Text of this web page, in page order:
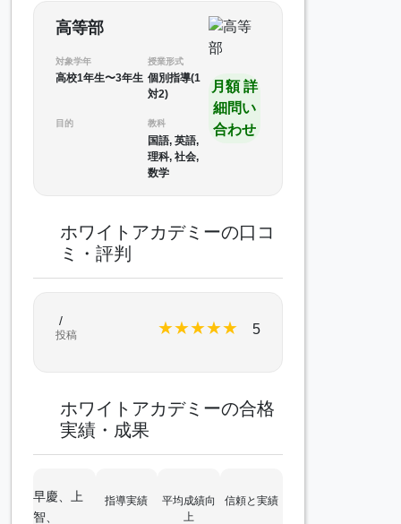
高等部
対象学年
高校1年生〜3年生
授業形式
個別指導(1
対2)
目的 教科
国語, 英語,
理科, 社会,
数学
月額 詳
細問い
合わせ
ホワイトアカデミーの口コ
ミ・評判
★★★★★ 5
/
投稿
ホワイトアカデミーの合格
実績・成果
早慶、上
智、
指導実績
平均成績向
上
信頼と実績